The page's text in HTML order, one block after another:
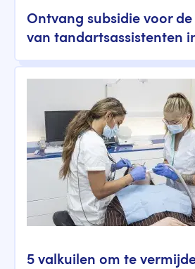
Ontvang subsidie voor
van tandartsassistenten
5 valkuilen om te